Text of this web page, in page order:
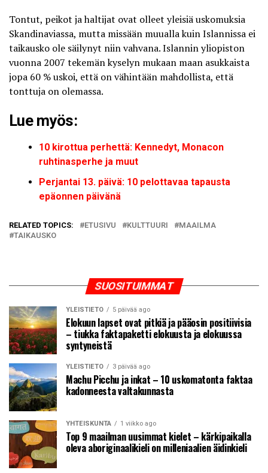
Tontut, peikot ja haltijat ovat olleet yleisiä uskomuksia
Skandinaviassa, mutta missään muualla kuin Islannissa ei
taikausko ole säilynyt niin vahvana. Islannin yliopiston
vuonna 2007 tekemän kyselyn mukaan maan asukkaista
jopa 60 % uskoi, että on vähintään mahdollista, että
tonttuja on olemassa.
Lue myös:
10 kirottua perhettä: Kennedyt, Monacon
ruhtinasperhe ja muut
Perjantai 13. päivä: 10 pelottavaa tapausta
epäonnen päivänä
RELATED TOPICS: ETUSIVU KULTTUURI
MAAILMA
TAIKAUSKO
SUOSITUIMMAT
YLEISTIETO 5 päivää ago
Elokuun lapset ovat pitkiä ja pääosin positiivisia
– tiukka faktapaketti elokuusta ja elokuussa
syntyneistä
YLEISTIETO 3 päivää ago
Machu Picchu ja inkat – 10 uskomatonta faktaa
kadonneesta valtakunnasta
YHTEISKUNTA 1 viikko ago
Top 9 maailman uusimmat kielet – kärkipaikalla
oleva aboriginaalikieli on milleniaalien äidinkieli